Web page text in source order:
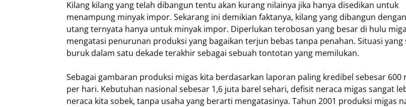
Kilang kilang yang telah dibangun tentu akan kurang nilainya jika hanya disedikan untuk
menampung minyak impor. Sekarang ini demikian faktanya, kilang yang dibangun
utang ternyata hanya untuk minyak impor. Diperlukan terobosan yang besar di hulu
mengatasi penurunan produksi yang bagaikan terjun bebas tanpa penahan. Situasi yang
buruk dalam satu dekade terakhir sebagai sebuah tontotan yang memilukan.
Sebagai gambaran produksi migas kita berdasarkan laporan paling kredibel sebesar 600
per hari. Kebutuhan nasional sebesar 1,6 juta barel sehari, defisit neraca migas sangat
neraca kita sobek, tanpa usaha yang berarti mengatasinya. Tahun 2001 produksi migas